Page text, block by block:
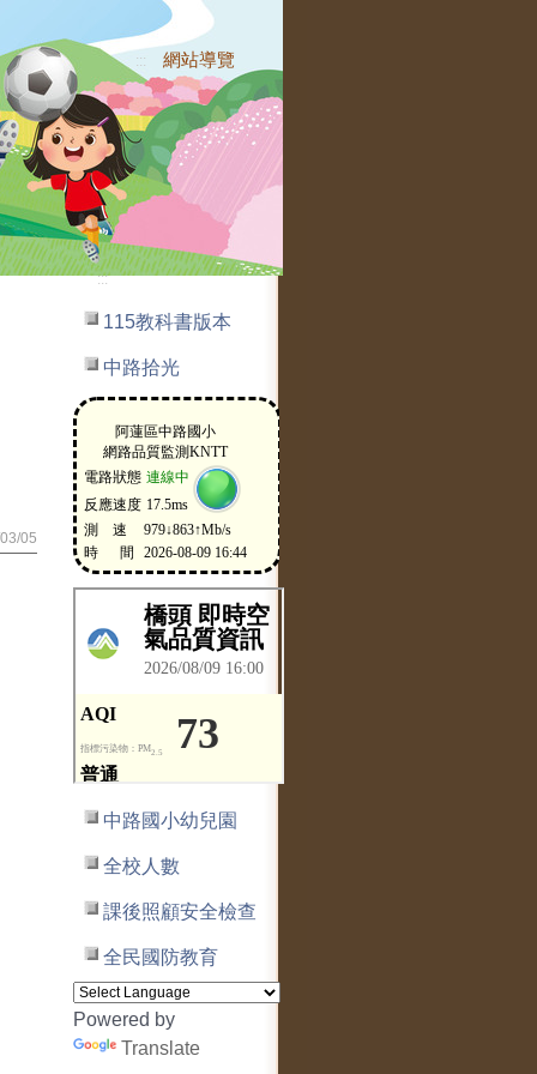
::: 網站導覽
05
:::
115教科書版本
中路拾光
中路國小幼兒園
全校人數
課後照顧安全檢查
全民國防教育
Powered by
Translate